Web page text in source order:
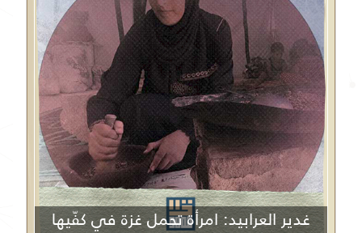
غدير العرابيد: امرأة تحمل غزة في كفّيها